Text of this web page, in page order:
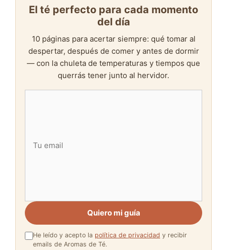
El té perfecto para cada momento
del día
10 páginas para acertar siempre: qué tomar al
despertar, después de comer y antes de dormir
— con la chuleta de temperaturas y tiempos que
querrás tener junto al hervidor.
Quiero mi guía
He leído y acepto la política de privacidad y recibir
emails de Aromas de Té.